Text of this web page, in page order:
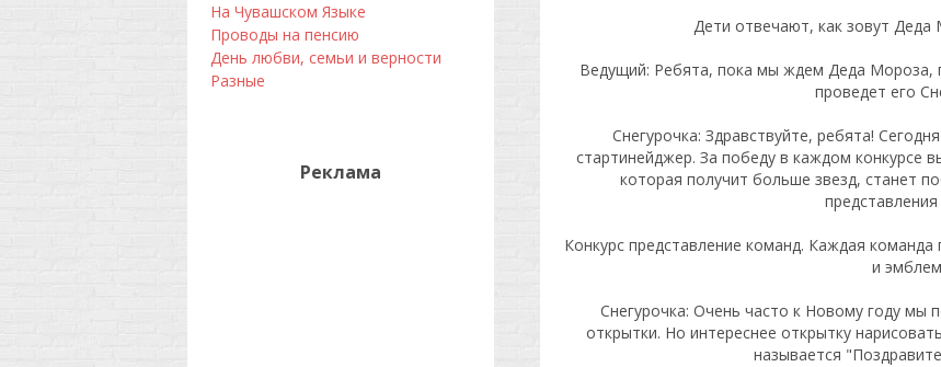
Дети отвечают, как зовут Деда
Ведущий: Ребята, пока мы ждем Деда Мороза,
проведет его
Снегурочка: Здравствуйте, ребята!
стартинейджер. За победу в каждом конкурсе
которая получит больше звезд, станет
Конкурс представление команд. Каждая команда
и
Снегурочка: Очень часто к Новому году мы
открытки. Но интереснее открытку
называется
На Чувашском Языке
Проводы на пенсию
День любви, семьи и верности
Разные
Реклама